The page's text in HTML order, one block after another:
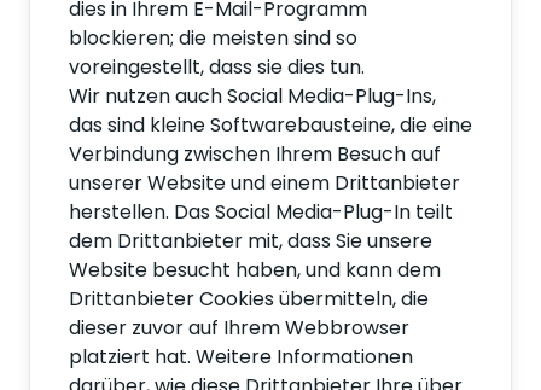
dies in Ihrem E-Mail-Programm
blockieren; die meisten sind so
voreingestellt, dass sie dies tun.
Wir nutzen auch Social Media-Plug-Ins,
das sind kleine Softwarebausteine, die eine
Verbindung zwischen Ihrem Besuch auf
unserer Website und einem Drittanbieter
herstellen. Das Social Media-Plug-In teilt
dem Drittanbieter mit, dass Sie unsere
Website besucht haben, und kann dem
Drittanbieter Cookies übermitteln, die
dieser zuvor auf Ihrem Webbrowser
platziert hat. Weitere Informationen